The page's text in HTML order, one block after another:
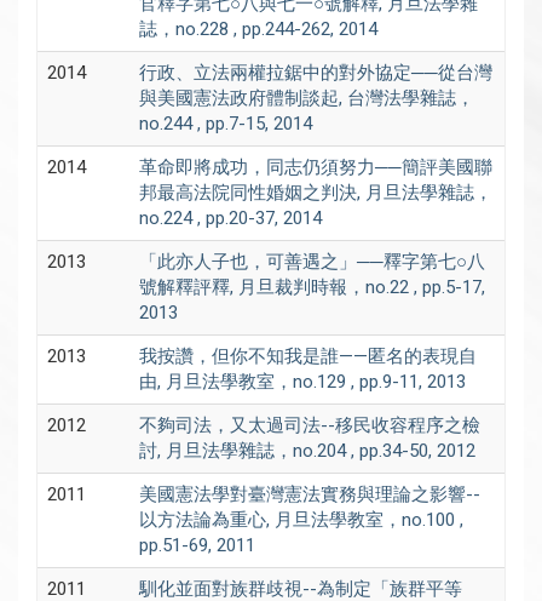
誌，no.228 , pp.244-262, 2014
2014
行政、立法兩權拉鋸中的對外協定──從台灣
與美國憲法政府體制談起, 台灣法學雜誌，
no.244 , pp.7-15, 2014
2014
革命即將成功，同志仍須努力──簡評美國聯
邦最高法院同性婚姻之判決, 月旦法學雜誌，
no.224 , pp.20-37, 2014
2013
「此亦人子也，可善遇之」──釋字第七○八
號解釋評釋, 月旦裁判時報，no.22 , pp.5-17,
2013
2013
我按讚，但你不知我是誰——匿名的表現自
由, 月旦法學教室，no.129 , pp.9-11, 2013
2012
不夠司法，又太過司法--移民收容程序之檢
討, 月旦法學雜誌，no.204 , pp.34-50, 2012
2011
美國憲法學對臺灣憲法實務與理論之影響--
以方法論為重心, 月旦法學教室，no.100 ,
pp.51-69, 2011
2011
馴化並面對族群歧視--為制定「族群平等